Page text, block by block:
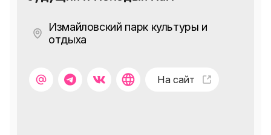
Узнайте больше и получите
mamaparty.ru
Измайловский парк культуры и
отдыха
На сайт